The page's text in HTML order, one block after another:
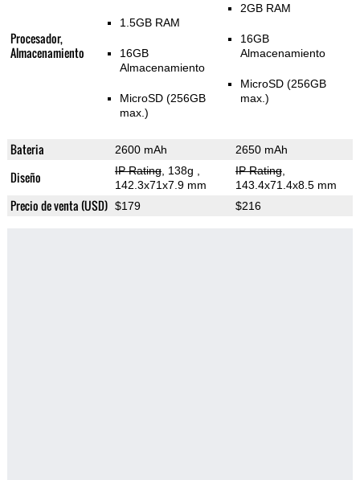
Procesador,
Almacenamiento
1.5GB RAM
16GB
Almacenamiento
MicroSD (256GB
max.)
2GB RAM
16GB
Almacenamiento
MicroSD (256GB
max.)
Bateria 2600 mAh 2650 mAh
Diseño IP Rating, 138g
142.3x71x7.9 mm
IP Rating,
143.4x71.4x8.5 mm
Precio de venta (USD) $179 $216